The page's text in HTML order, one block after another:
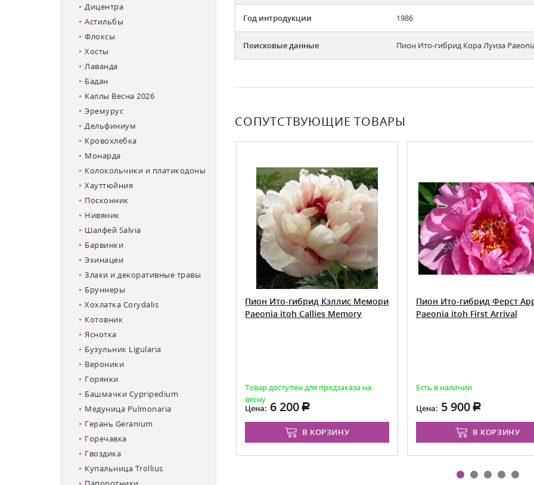
Дицентра
Астильбы
Флоксы
Хосты
Лаванда
Бадан
Каллы Весна 2026
Эремурус
Дельфиниум
Кровохлебка
Монарда
Колокольчики и платикодоны
Хауттюйния
Посконник
Нивяник
Шалфей Salvia
Барвинки
Эхинацеи
Злаки и декоративные травы
Бруннеры
Хохлатка Corydalis
Котовник
Яснотка
Бузульник Ligularia
Вероники
Горянки
Башмачки Cypripedium
Медуница Pulmonaria
Герань Geranium
Горечавка
Гвоздика
Купальница Trollius
Год интродукции 1986
Поисковые данные Пион Ито-гибрид Кора Луиза
СОПУТСТВУЮЩИЕ ТОВАРЫ
Пион Ито-гибрид Джулия Роуз
В наличии, количество ограничено
Цена: 4 250
Пион Ито-гибрид Кэллис Мемори
Paeonia itoh Callies Memory
Товар доступен для предзаказа на
весну
Цена: 6 200
В КОРЗИНУ
Пион Ито-гибрид Ферст
Paeonia itoh First Arrival
Есть в наличии
Цена: 5 900
В КОРЗИНУ